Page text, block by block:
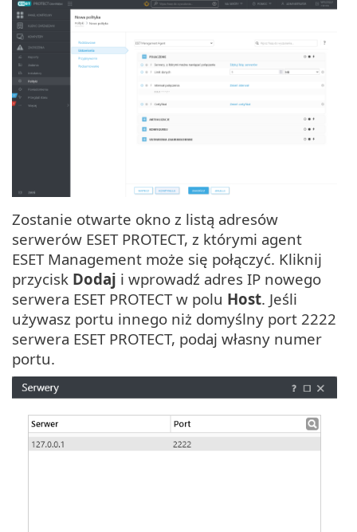
Zostanie otwarte okno z listą adresów
serwerów ESET PROTECT, z którymi agent
ESET Management może się połączyć. Kliknij
przycisk Dodaj i wprowadź adres IP nowego
serwera ESET PROTECT w polu Host. Jeśli
używasz portu innego niż domyślny port 2222
serwera ESET PROTECT, podaj własny numer
portu.